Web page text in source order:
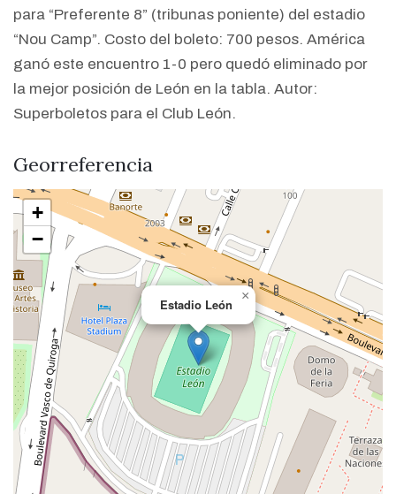
para “Preferente 8” (tribunas poniente) del estadio
“Nou Camp”. Costo del boleto: 700 pesos. América
ganó este encuentro 1-0 pero quedó eliminado por
la mejor posición de León en la tabla. Autor:
Superboletos para el Club León.
Georreferencia
Estadio León
×
+
−